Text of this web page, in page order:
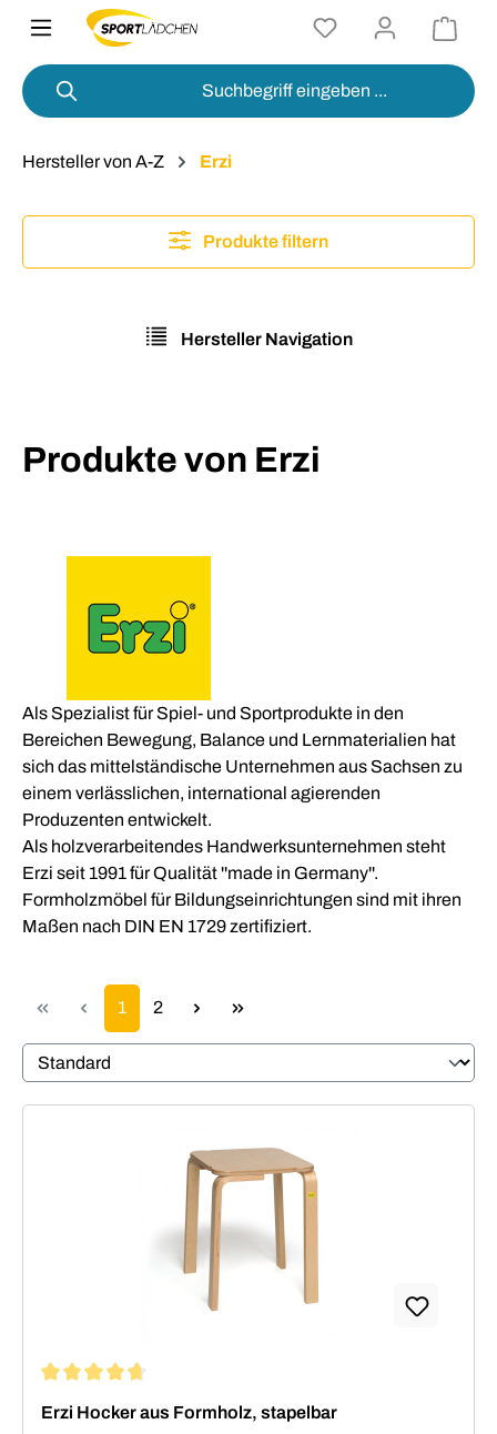
springen
Hersteller von A-Z Erzi
Produkte filtern
Hersteller Navigation
Produkte von Erzi
Als Spezialist für Spiel- und Sportprodukte in den
Bereichen Bewegung, Balance und Lernmaterialien hat
sich das mittelständische Unternehmen aus Sachsen zu
einem verlässlichen, international agierenden
Produzenten entwickelt.
Als holzverarbeitendes Handwerksunternehmen steht
Erzi seit 1991 für Qualität ''made in Germany''.
Formholzmöbel für Bildungseinrichtungen sind mit ihren
Maßen nach DIN EN 1729 zertifiziert.
Seite
1 Seite
2
Erzi Hocker aus Formholz, stapelbar